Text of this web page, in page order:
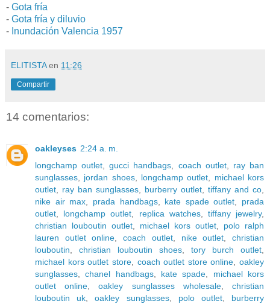
- Gota fría
- Gota fría y diluvio
- Inundación Valencia 1957
ELITISTA en 11:26
Compartir
14 comentarios:
oakleyses 2:24 a. m.
longchamp outlet ,gucci handbags coach outlet, ray ban
sunglasses
jordan shoes, longchamp outlet
michael kors
outlet
ray ban sunglasses burberry outlet tiffany and co
nike air max
prada handbags, kate spade outlet
prada
outlet
longchamp outlet replica watches, tiffany jewelry,
christian louboutin outlet
michael kors outlet
polo ralph
lauren outlet online ,coach outlet, nike outlet ,christian
louboutin
christian louboutin shoes tory burch outlet
michael kors outlet store, coach outlet store online
oakley
sunglasses ,chanel handbags, kate spade
michael kors
outlet online ,oakley sunglasses wholesale,christian
louboutin uk ,oakley sunglasses, polo outlet, burberry